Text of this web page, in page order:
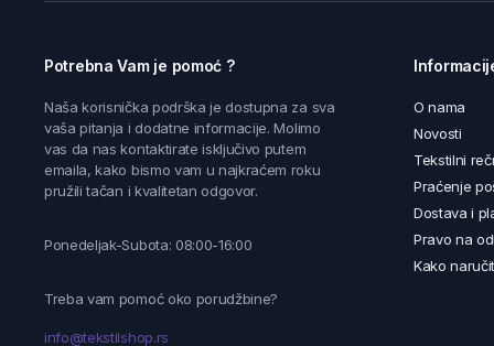
Potrebna Vam je pomoć ?
Naša korisnička podrška je dostupna za sva
vaša pitanja i dodatne informacije. Molimo
vas da nas kontaktirate isključivo putem
emaila, kako bismo vam u najkraćem roku
pružili tačan i kvalitetan odgovor.
Ponedeljak-Subota: 08:00-16:00
Treba vam pomoć oko porudžbine?
info@tekstilshop.rs
O nama
Novosti
Tekstilni
Praćenje
Dostava i
Pravo na
Kako